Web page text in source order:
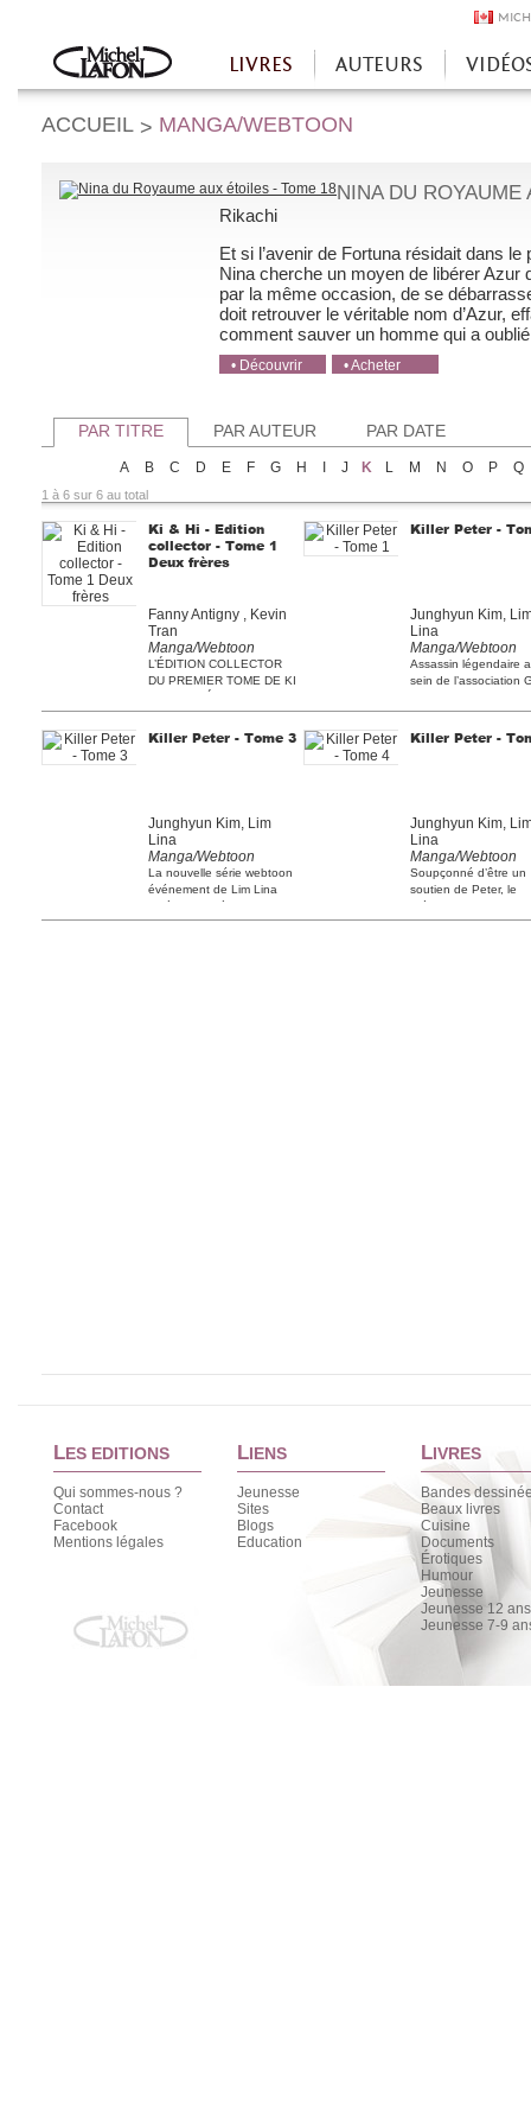
Accueil
LIVRES AUTEURS
ACCUEIL > MANGA/WEBTOON
NINA DU
Rikachi
Et si l’avenir de Fortuna résidait dans
Nina cherche un moyen de libérer Azur
par la même occasion, de se
doit retrouver le véritable nom d’Azur,
comment sauver un homme qui a
• Découvrir
• Acheter
PAR TITRE PAR AUTEUR PAR DATE
A B C D E F G H J K L M N O P Q
1 à 6 sur 6 au total
Ki & Hi - Edition
collector - Tome 1
Deux frères
Fanny Antigny , Kevin
Tran
Manga/Webtoon
L’ÉDITION COLLECTOR
DU PREMIER TOME DE KI
SELLER DE [...]
Killer Peter -
Junghyun Kim,
Lina
Manga/Webtoon
Assassin légendaire
sein de l’association
Killer Peter - Tome 3
Junghyun Kim, Lim
Lina
Manga/Webtoon
La nouvelle série webtoon
événement de Lim Lina
après le succès de [...]
Killer Peter -
Junghyun Kim,
Lina
Manga/Webtoon
Soupçonné d’être un
soutien de Peter, le
président du groupe
Daeha est [...]
LES EDITIONS
Qui sommes-nous ?
Contact
Facebook
Mentions légales
LIENS
Jeunesse
Sites
Blogs
Education
LIVRES
Bandes
Beaux livres
Cuisine
Documents
Érotiques
Humour
Jeunesse
Jeunesse 12
Jeunesse 7-9